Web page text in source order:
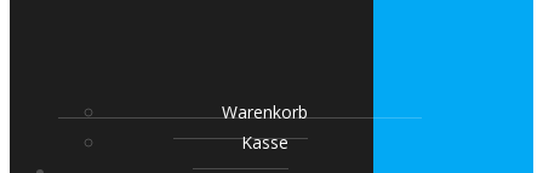
Warenkorb
Kasse